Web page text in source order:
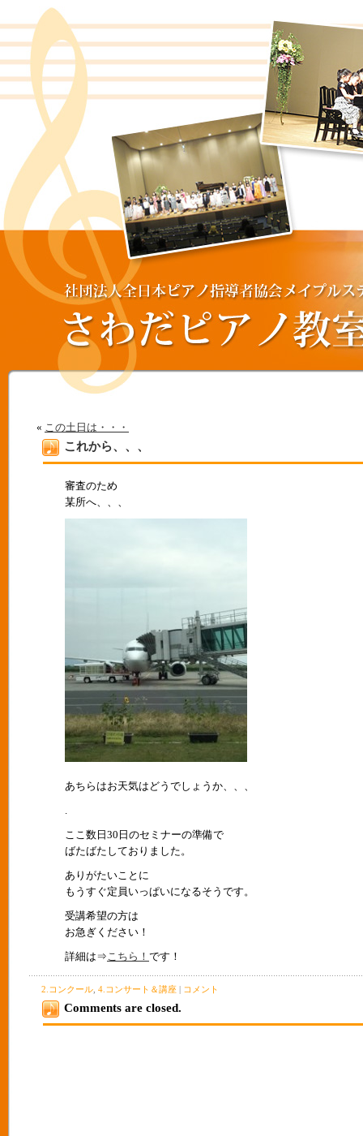
« この土日は・・・
これから、、、
審査のため
某所へ、、、
あちらはお天気はどうでしょうか、、、
.
ここ数日30日のセミナーの準備で
ばたばたしておりました。
ありがたいことに
もうすぐ定員いっぱいになるそうです。
受講希望の方は
お急ぎください！
詳細は⇒こちら！ です！
2.コンクール 4.コンサート＆講座 | コメント
Comments are closed.